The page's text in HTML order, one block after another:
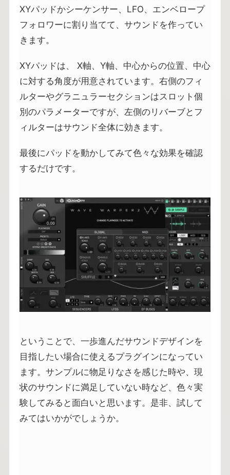
XYパッドかシーケンサー、LFO、エンベロープ
フォロワーに割り当てて、サウンドを作ってい
きます。
XYパッドは、 X軸、Y軸、中心からの位置、中心
に対する角度が用意されています。右側のフィ
ルターやグラニュラーセクションはスロット個
別のパラメーターですが、左側のリバーブとフ
ィルターはサウンド全体に効きます。
最後にパッドを動かしてみて色々な効果を確認
するだけです。
ということで、一歩進んだサウンドデザインを
目指したい場合に使えるプラグインになってい
ます。サンプルに物足りなさを感じた時や、現
状のサウンドに満足していない時など、色々実
験してみると面白いと思います。是非、試して
みてはいかがでしょうか。